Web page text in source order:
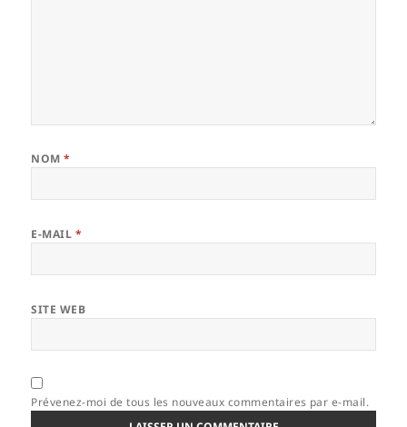
NOM*
E-MAIL *
SITE WEB
Prévenez-moi de tous les nouveaux commentaires par e-mail.